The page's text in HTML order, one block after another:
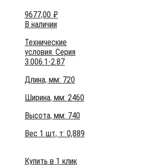
9677,00 ₽
В наличии
Технические
условия: Серия
3.006.1-2.87
Длина, мм: 720
Ширина, мм: 2460
Высота, мм: 740
Вес 1 шт, т: 0,889
Купить в 1 клик